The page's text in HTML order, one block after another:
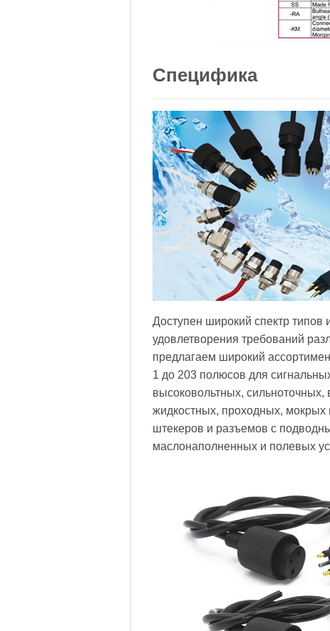
Специфика
Доступен широкий спектр типов
удовлетворения требований
предлагаем широкий
1 до 203 полюсов для
высоковольтных, сильноточных,
жидкостных, проходных, мокрых
штекеров и разъемов с
маслонаполненных и полевых